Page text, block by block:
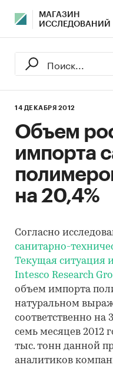
МАГАЗИН
ИССЛЕДОВАНИЙ
14 ДЕКАБРЯ 2012
Объем
импорта
на 20,4%
Согласно
санитарно-
Текущая ситуация
Intesco Research
объем импорта
натуральном
соответственно на
семь месяцев 2012
тыс. тонн данной
аналитиков